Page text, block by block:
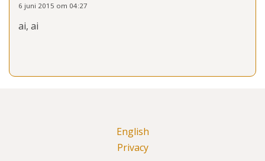
6 juni 2015 om 04:27
ai, ai
English
Privacy